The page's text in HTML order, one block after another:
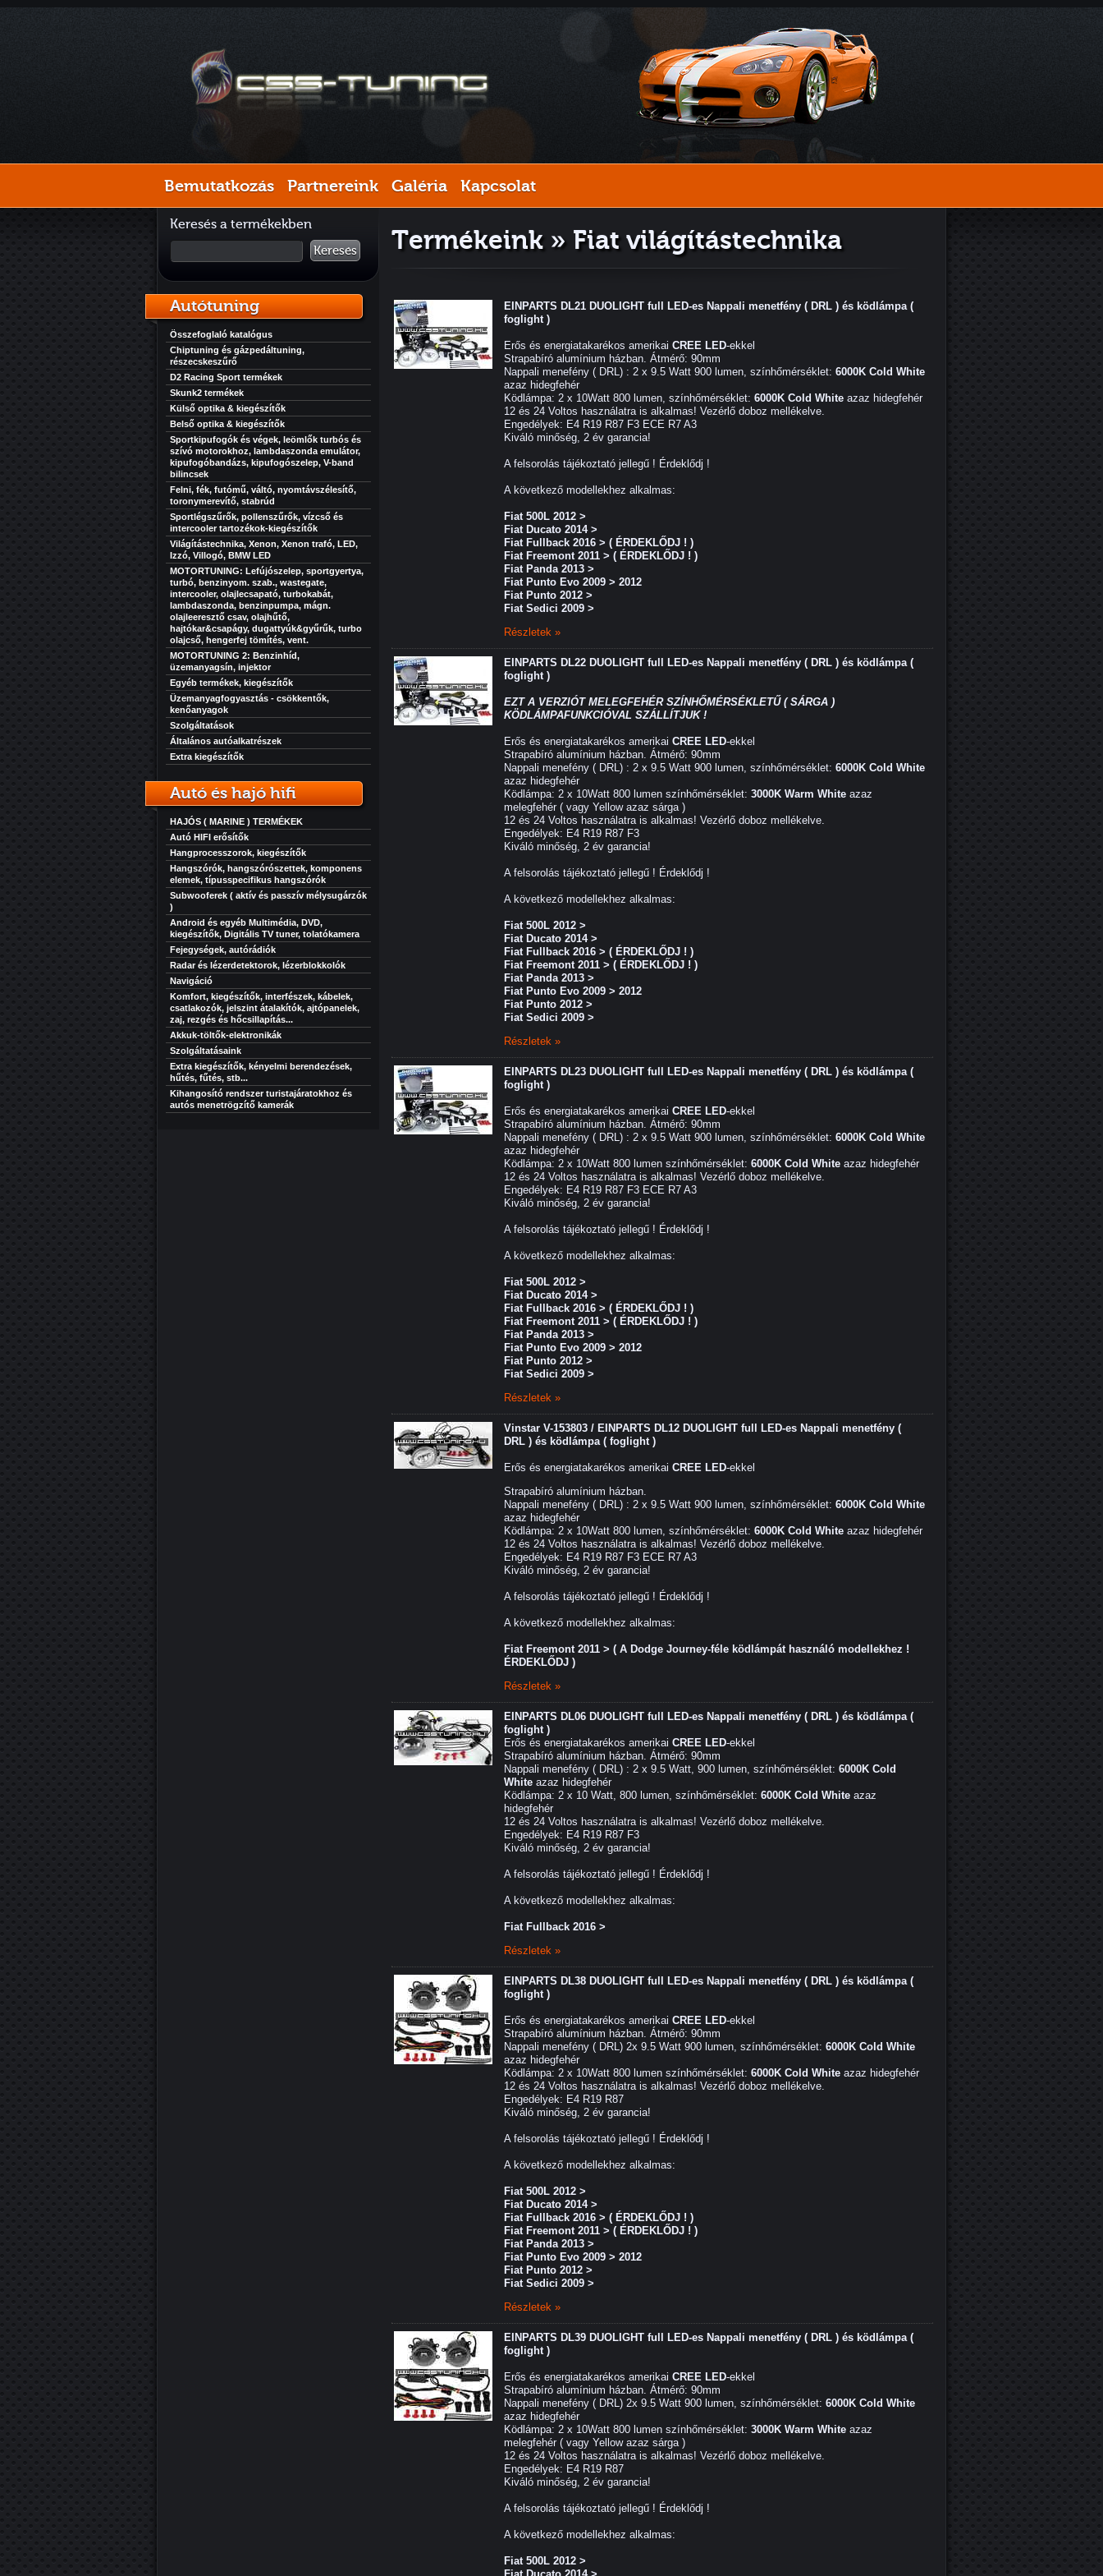
Bemutatkozás Partnereink Galéria Kapcsolat
Keresés a termékekben
Keresés
Autótuning
Összefoglaló katalógus
Chiptuning és gázpedáltuning,
részecskeszűrő
D2 Racing Sport termékek
Skunk2 termékek
Külső optika & kiegészítők
Belső optika & kiegészítők
Sportkipufogók és végek, leömlők turbós és
szívó motorokhoz, lambdaszonda emulátor,
kipufogóbandázs, kipufogószelep, V-band
bilincsek
Felni, fék, futómű, váltó, nyomtávszélesítő,
toronymerevítő, stabrúd
Sportlégszűrők, pollenszűrők, vízcső és
intercooler tartozékok-kiegészítők
Világítástechnika, Xenon, Xenon trafó, LED,
Izzó, Villogó, BMW LED
MOTORTUNING: Lefújószelep, sportgyertya,
turbó, benzinyom. szab., wastegate,
intercooler, olajlecsapató, turbokabát,
lambdaszonda, benzinpumpa, mágn.
olajleeresztő csav, olajhűtő,
hajtókar&csapágy, dugattyúk&gyűrűk, turbo
olajcső, hengerfej tömítés, vent.
MOTORTUNING 2: Benzinhíd,
üzemanyagsín, injektor
Egyéb termékek, kiegészítők
Üzemanyagfogyasztás - csökkentők,
kenőanyagok
Szolgáltatások
Általános autóalkatrészek
Extra kiegészítők
Autó és hajó hifi
HAJÓS ( MARINE ) TERMÉKEK
Autó HIFI erősítők
Hangprocesszorok, kiegészítők
Hangszórók, hangszórószettek, komponens
elemek, típusspecifikus hangszórók
Subwooferek ( aktív és passzív mélysugárzók
)
Android és egyéb Multimédia, DVD,
kiegészítők, Digitális TV tuner, tolatókamera
Fejegységek, autórádiók
Radar és lézerdetektorok, lézerblokkolók
Navigáció
Komfort, kiegészítők, interfészek, kábelek,
csatlakozók, jelszint átalakítók, ajtópanelek,
zaj, rezgés és hőcsillapítás...
Akkuk-töltők-elektronikák
Szolgáltatásaink
Extra kiegészítők, kényelmi berendezések,
hűtés, fűtés, stb...
Kihangosító rendszer turistajáratokhoz és
autós menetrögzítő kamerák
Termékeink » Fiat világítástechnika
EINPARTS DL21 DUOLIGHT full LED-es Nappali menetfény ( DRL ) és ködlámpa (
foglight )
Erős és energiatakarékos amerikai CREE LED-ekkel
Strapabíró alumínium házban. Átmérő: 90mm
Nappali menefény ( DRL) : 2 x 9.5 Watt 900 lumen, színhőmérséklet: 6000K Cold White
azaz hidegfehér
Ködlámpa: 2 x 10Watt 800 lumen, színhőmérséklet: 6000K Cold White azaz hidegfehér
12 és 24 Voltos használatra is alkalmas! Vezérlő doboz mellékelve.
Engedélyek: E4 R19 R87 F3 ECE R7 A3
Kiváló minőség, 2 év garancia!
A felsorolás tájékoztató jellegű ! Érdeklődj !
A következő modellekhez alkalmas:
Fiat 500L 2012 >
Fiat Ducato 2014 >
Fiat Fullback 2016 > ( ÉRDEKLŐDJ ! )
Fiat Freemont 2011 > ( ÉRDEKLŐDJ ! )
Fiat Panda 2013 >
Fiat Punto Evo 2009 > 2012
Fiat Punto 2012 >
Fiat Sedici 2009 >
Részletek »
EINPARTS DL22 DUOLIGHT full LED-es Nappali menetfény ( DRL ) és ködlámpa (
foglight )
EZT A VERZIÓT MELEGFEHÉR SZÍNHŐMÉRSÉKLETŰ ( SÁRGA )
KÖDLÁMPAFUNKCIÓVAL SZÁLLÍTJUK !
Erős és energiatakarékos amerikai CREE LED-ekkel
Strapabíró alumínium házban. Átmérő: 90mm
Nappali menefény ( DRL) : 2 x 9.5 Watt 900 lumen, színhőmérséklet: 6000K Cold White
azaz hidegfehér
Ködlámpa: 2 x 10Watt 800 lumen színhőmérséklet: 3000K Warm White azaz
melegfehér ( vagy Yellow azaz sárga )
12 és 24 Voltos használatra is alkalmas! Vezérlő doboz mellékelve.
Engedélyek: E4 R19 R87 F3
Kiváló minőség, 2 év garancia!
A felsorolás tájékoztató jellegű ! Érdeklődj !
A következő modellekhez alkalmas:
Fiat 500L 2012 >
Fiat Ducato 2014 >
Fiat Fullback 2016 > ( ÉRDEKLŐDJ ! )
Fiat Freemont 2011 > ( ÉRDEKLŐDJ ! )
Fiat Panda 2013 >
Fiat Punto Evo 2009 > 2012
Fiat Punto 2012 >
Fiat Sedici 2009 >
Részletek »
EINPARTS DL23 DUOLIGHT full LED-es Nappali menetfény ( DRL ) és ködlámpa (
foglight )
Erős és energiatakarékos amerikai CREE LED-ekkel
Strapabíró alumínium házban. Átmérő: 90mm
Nappali menefény ( DRL) : 2 x 9.5 Watt 900 lumen, színhőmérséklet: 6000K Cold White
azaz hidegfehér
Ködlámpa: 2 x 10Watt 800 lumen színhőmérséklet: 6000K Cold White azaz hidegfehér
12 és 24 Voltos használatra is alkalmas! Vezérlő doboz mellékelve.
Engedélyek: E4 R19 R87 F3 ECE R7 A3
Kiváló minőség, 2 év garancia!
A felsorolás tájékoztató jellegű ! Érdeklődj !
A következő modellekhez alkalmas:
Fiat 500L 2012 >
Fiat Ducato 2014 >
Fiat Fullback 2016 > ( ÉRDEKLŐDJ ! )
Fiat Freemont 2011 > ( ÉRDEKLŐDJ ! )
Fiat Panda 2013 >
Fiat Punto Evo 2009 > 2012
Fiat Punto 2012 >
Fiat Sedici 2009 >
Részletek »
Vinstar V-153803 / EINPARTS DL12 DUOLIGHT full LED-es Nappali menetfény (
DRL ) és ködlámpa ( foglight )
Erős és energiatakarékos amerikai CREE LED-ekkel
Strapabíró alumínium házban.
Nappali menefény ( DRL) : 2 x 9.5 Watt 900 lumen, színhőmérséklet: 6000K Cold White
azaz hidegfehér
Ködlámpa: 2 x 10Watt 800 lumen, színhőmérséklet: 6000K Cold White azaz hidegfehér
12 és 24 Voltos használatra is alkalmas! Vezérlő doboz mellékelve.
Engedélyek: E4 R19 R87 F3 ECE R7 A3
Kiváló minőség, 2 év garancia!
A felsorolás tájékoztató jellegű ! Érdeklődj !
A következő modellekhez alkalmas:
Fiat Freemont 2011 > ( A Dodge Journey-féle ködlámpát használó modellekhez !
ÉRDEKLŐDJ )
Részletek »
EINPARTS DL06 DUOLIGHT full LED-es Nappali menetfény ( DRL ) és ködlámpa (
foglight )
Erős és energiatakarékos amerikai CREE LED-ekkel
Strapabíró alumínium házban. Átmérő: 90mm
Nappali menefény ( DRL) : 2 x 9.5 Watt, 900 lumen, színhőmérséklet: 6000K Cold
White azaz hidegfehér
Ködlámpa: 2 x 10 Watt, 800 lumen, színhőmérséklet: 6000K Cold White azaz
hidegfehér
12 és 24 Voltos használatra is alkalmas! Vezérlő doboz mellékelve.
Engedélyek: E4 R19 R87 F3
Kiváló minőség, 2 év garancia!
A felsorolás tájékoztató jellegű ! Érdeklődj !
A következő modellekhez alkalmas:
Fiat Fullback 2016 >
Részletek »
EINPARTS DL38 DUOLIGHT full LED-es Nappali menetfény ( DRL ) és ködlámpa (
foglight )
Erős és energiatakarékos amerikai CREE LED-ekkel
Strapabíró alumínium házban. Átmérő: 90mm
Nappali menefény ( DRL) 2x 9.5 Watt 900 lumen, színhőmérséklet: 6000K Cold White
azaz hidegfehér
Ködlámpa: 2 x 10Watt 800 lumen színhőmérséklet: 6000K Cold White azaz hidegfehér
12 és 24 Voltos használatra is alkalmas! Vezérlő doboz mellékelve.
Engedélyek: E4 R19 R87
Kiváló minőség, 2 év garancia!
A felsorolás tájékoztató jellegű ! Érdeklődj !
A következő modellekhez alkalmas:
Fiat 500L 2012 >
Fiat Ducato 2014 >
Fiat Fullback 2016 > ( ÉRDEKLŐDJ ! )
Fiat Freemont 2011 > ( ÉRDEKLŐDJ ! )
Fiat Panda 2013 >
Fiat Punto Evo 2009 > 2012
Fiat Punto 2012 >
Fiat Sedici 2009 >
Részletek »
EINPARTS DL39 DUOLIGHT full LED-es Nappali menetfény ( DRL ) és ködlámpa (
foglight )
Erős és energiatakarékos amerikai CREE LED-ekkel
Strapabíró alumínium házban. Átmérő: 90mm
Nappali menefény ( DRL) 2x 9.5 Watt 900 lumen, színhőmérséklet: 6000K Cold White
azaz hidegfehér
Ködlámpa: 2 x 10Watt 800 lumen színhőmérséklet: 3000K Warm White azaz
melegfehér ( vagy Yellow azaz sárga )
12 és 24 Voltos használatra is alkalmas! Vezérlő doboz mellékelve.
Engedélyek: E4 R19 R87
Kiváló minőség, 2 év garancia!
A felsorolás tájékoztató jellegű ! Érdeklődj !
A következő modellekhez alkalmas:
Fiat 500L 2012 >